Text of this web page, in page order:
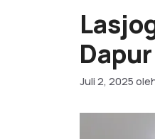
Juli 2, 2025